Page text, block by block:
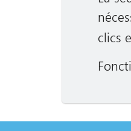
clics